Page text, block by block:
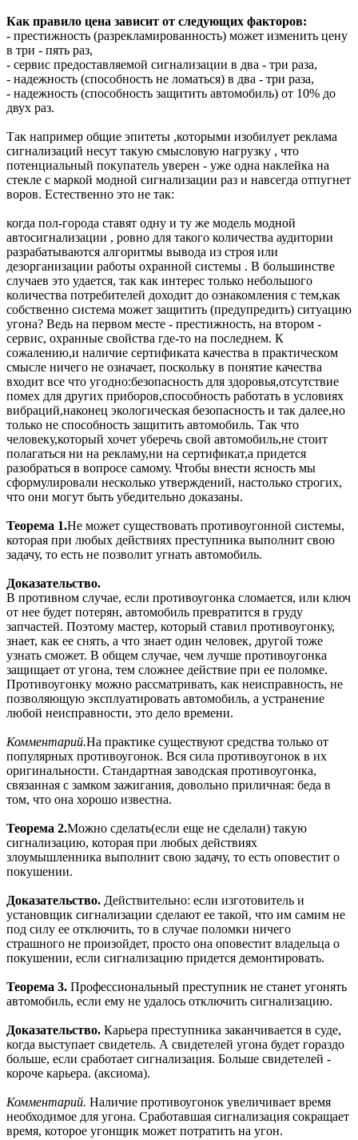
Как правило цена зависит от следующих факторов:
- престижность (разрекламированность) может изменить цену
в три - пять раз,
- сервис предоставляемой сигнализации в два - три раза,
- надежность (способность не ломаться) в два - три раза,
- надежность (способность защитить автомобиль) от 10% до
двух раз.
Так например общие эпитеты ,которыми изобилует реклама
сигнализаций несут такую смысловую нагрузку , что
потенциальный покупатель уверен - уже одна наклейка на
стекле с маркой модной сигнализации раз и навсегда отпугнет
воров. Естественно это не так:
когда пол-города ставят одну и ту же модель модной
автосигнализации , ровно для такого количества аудитории
разрабатываются алгоритмы вывода из строя или
дезорганизации работы охранной системы . В большинстве
случаев это удается, так как интерес только небольшого
количества потребителей доходит до ознакомления с тем,как
собственно система может защитить (предупредить) ситуацию
угона? Ведь на первом месте - престижность, на втором -
сервис, охранные свойства где-то на последнем. К
сожалению,и наличие сертификата качества в практическом
смысле ничего не означает, поскольку в понятие качества
входит все что угодно:безопасность для здоровья,отсутствие
помех для других приборов,способность работать в условиях
вибраций,наконец экологическая безопасность и так далее,но
только не способность защитить автомобиль. Так что
человеку,который хочет уберечь свой автомобиль,не стоит
полагаться ни на рекламу,ни на сертификат,а придется
разобраться в вопросе самому. Чтобы внести ясность мы
сформулировали несколько утверждений, настолько строгих,
что они могут быть убедительно доказаны.
Теорема 1.Не может существовать противоугонной системы,
которая при любых действиях преступника выполнит свою
задачу, то есть не позволит угнать автомобиль.
Доказательство.
В противном случае, если противоугонка сломается, или ключ
от нее будет потерян, автомобиль превратится в груду
запчастей. Поэтому мастер, который ставил противоугонку,
знает, как ее снять, а что знает один человек, другой тоже
узнать сможет. В общем случае, чем лучше противоугонка
защищает от угона, тем сложнее действие при ее поломке.
Противоугонку можно рассматривать, как неисправность, не
позволяющую эксплуатировать автомобиль, а устранение
любой неисправности, это дело времени.
Комментарий.На практике существуют средства только от
популярных противоугонок. Вся сила противоугонок в их
оригинальности. Cтандартная заводская противоугонка,
связанная с замком зажигания, довольно приличная: беда в
том, что она хорошо известна.
Теорема 2.Можно сделать(если еще не сделали) такую
сигнализацию, которая при любых действиях
злоумышленника выполнит свою задачу, то есть оповестит о
покушении.
Доказательство. Действительно: если изготовитель и
установщик сигнализации сделают ее такой, что им самим не
под силу ее отключить, то в случае поломки ничего
страшного не произойдет, просто она оповестит владельца о
покушении, если сигнализацию придется демонтировать.
Теорема 3. Профессиональный преступник не станет угонять
автомобиль, если ему не удалось отключить сигнализацию.
Доказательство. Карьера преступника заканчивается в суде,
когда выступает свидетель. А свидетелей угона будет гораздо
больше, если сработает сигнализация. Больше свидетелей -
короче карьера. (аксиома).
Комментарий. Наличие противоугонок увеличивает время
необходимое для угона. Сработавшая сигнализация сокращает
время, которое угонщик может потратить на угон.